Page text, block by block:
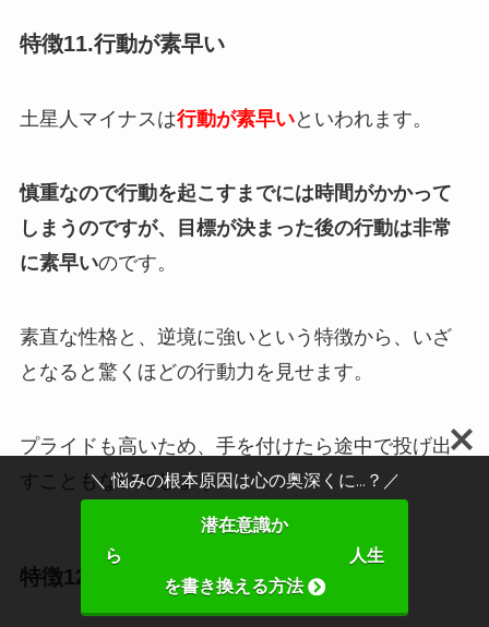
特徴11.行動が素早い
土星人マイナスは行動が素早いといわれます。
慎重なので行動を起こすまでには時間がかかって
しまうのですが、目標が決まった後の行動は非常
に素早いのです。
素直な性格と、逆境に強いという特徴から、いざ
となると驚くほどの行動力を見せます。
プライドも高いため、手を付けたら途中で投げ出
すこともないでしょう。
特徴12.おおらかに見える
＼ 悩みの根本原因は心の奥深くに...？／
潜在意識か
ら 人生
を書き換える方法